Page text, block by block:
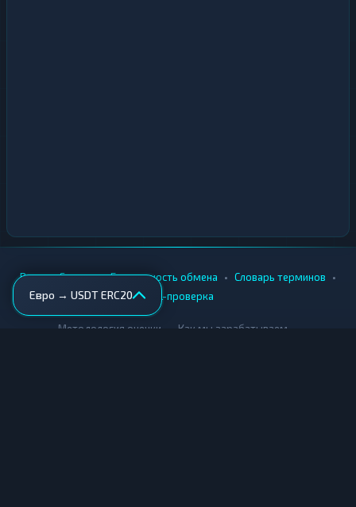
Евро → USDT ERC20
Вики • Города • Безопасность обмена • Словарь терминов •
AML-проверка
Методология оценки Как мы зарабатываем